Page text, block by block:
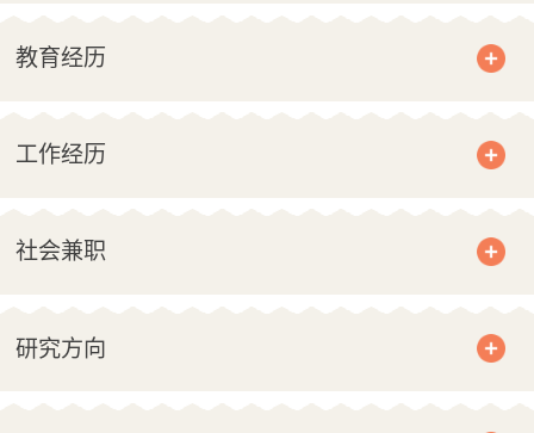
教育经历
工作经历
社会兼职
研究方向